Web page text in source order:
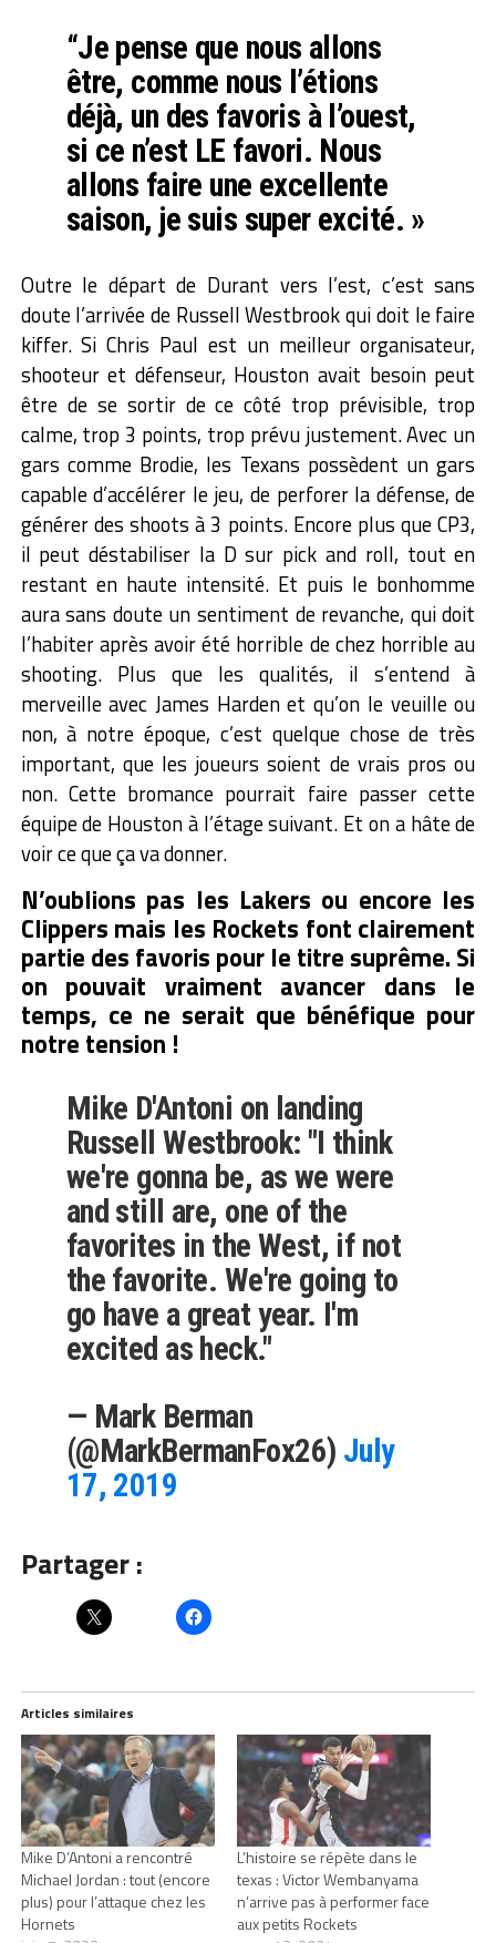
“Je pense que nous allons
être, comme nous l’étions
déjà, un des favoris à l’ouest,
si ce n’est LE favori. Nous
allons faire une excellente
saison, je suis super excité. »
Outre le départ de Durant vers l’est, c’est sans
doute l’arrivée de Russell Westbrook qui doit le faire
kiffer. Si Chris Paul est un meilleur organisateur,
shooteur et défenseur, Houston avait besoin peut
être de se sortir de ce côté trop prévisible, trop
calme, trop 3 points, trop prévu justement. Avec un
gars comme Brodie, les Texans possèdent un gars
capable d’accélérer le jeu, de perforer la défense, de
générer des shoots à 3 points. Encore plus que CP3,
il peut déstabiliser la D sur pick and roll, tout en
restant en haute intensité. Et puis le bonhomme
aura sans doute un sentiment de revanche, qui doit
l’habiter après avoir été horrible de chez horrible au
shooting. Plus que les qualités, il s’entend à
merveille avec James Harden et qu’on le veuille ou
non, à notre époque, c’est quelque chose de très
important, que les joueurs soient de vrais pros ou
non. Cette bromance pourrait faire passer cette
équipe de Houston à l’étage suivant. Et on a hâte de
voir ce que ça va donner.
N’oublions pas les Lakers ou encore les
Clippers mais les Rockets font clairement
partie des favoris pour le titre suprême. Si
on pouvait vraiment avancer dans le
temps, ce ne serait que bénéfique pour
notre tension !
Mike D'Antoni on landing
Russell Westbrook: "I think
we're gonna be, as we were
and still are, one of the
favorites in the West, if not
the favorite. We're going to
go have a great year. I'm
excited as heck."
— Mark Berman
(@MarkBermanFox26) July
17, 2019
Partager :
Articles similaires
Mike D’Antoni a rencontré
Michael Jordan : tout (encore
plus) pour l’attaque chez les
Hornets
L’histoire se répète dans le
texas : Victor Wembanyama
n’arrive pas à performer face
aux petits Rockets